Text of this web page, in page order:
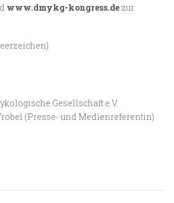
www.dmykg-kongress.de zur
Gesellschaft e.V.
(Presse- und Medienreferentin)